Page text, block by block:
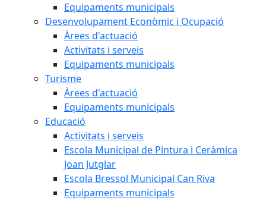
Equipaments municipals
Desenvolupament Econòmic i Ocupació
Àrees d'actuació
Activitats i serveis
Equipaments municipals
Turisme
Àrees d'actuació
Equipaments municipals
Educació
Activitats i serveis
Escola Municipal de Pintura i Ceràmica
Joan Jutglar
Escola Bressol Municipal Can Riva
Equipaments municipals